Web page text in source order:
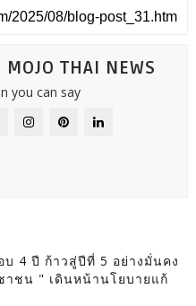
THAI NEWS
you can say
4 ปี ก้าวสู่ปีที่ 5 อย่างมั่นคง
าชน " เดินหน้านโยบายแก้